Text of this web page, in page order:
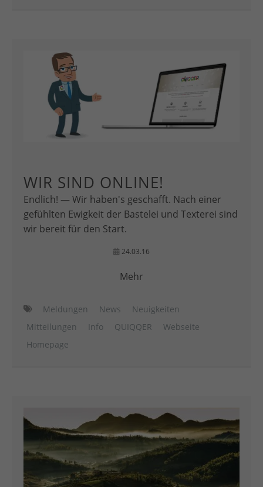
WIR SIND ONLINE!
Endlich! — Wir haben's geschafft. Nach einer
gefühlten Ewigkeit der Bastelei und Texterei sind
wir bereit für den Start.
24.03.16
Mehr
Meldungen News
Neuigkeiten
Mitteilungen
Info QUIQQER
Webseite
Homepage